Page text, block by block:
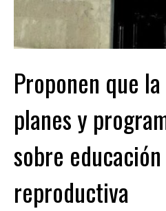
Proponen que
planes y
sobre
reproductiva